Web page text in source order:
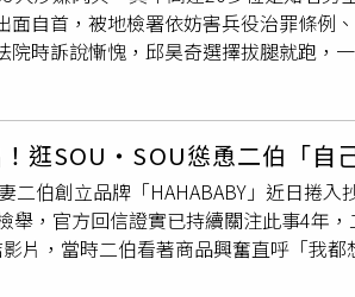
茲海峽的原油出口能力增加1倍。與此
紅海（Red Sea）的輸油管線擴建，使
茲海峽地緣政治風險的避險措施，但無
Energy）創辦人麥克納利（Bob
是在於伊朗可以利用武器攻擊裝載設施
品就像一股撼動人心的力量，先挑逗感
元 （圖／品牌提供）當生活太快，更需要一瓶讓心慢下來！資生
氣資生堂ZEN入禪之境淡香精有點像那
新攜手法國調香師Florian Gallo打造全
，轉化成細膩而溫柔的花香木質調。​圖
／5,200元。（圖／tingting攝）前調
畔般平靜的氛圍，最後則由香草與雪松
場屬於自己的嗅覺冥想，適合在每天出
極簡不對稱設計搭配溫潤實木瓶蓋，將
面自首，被地檢署依妨害兵役治罪條例
院時訴說慚愧，邱昊奇選擇拔腿就跑，
妻兒、長輩，讓他積極爭取緩刑。書
抓到閃兵之外，公司還疑似遭友人掏空
年底到紐西蘭辦婚禮，而他在去年10月
十分尷尬。曾兩度奪下金鐘視帝，近年
暴。他雖然主動投案，檢察官批評他犯
，甚至還意圖利用公關操作，發表不實
薛仕凌目前形同失業，復出之路遙遙無
逛SOU・SOU慫恿二伯「
二伯創立品牌「HAHABABY」近日捲
舉，官方回信證實已持續關注此事4年
片，當時二伯看著商品興奮直呼「我
伯的愛店。（圖／翻攝自蔡阿嘎